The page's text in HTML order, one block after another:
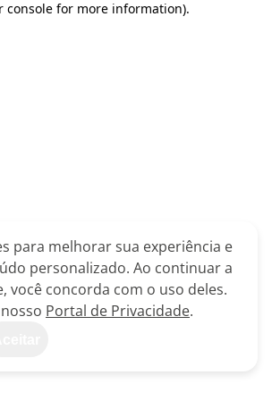
console for more information).
para melhorar sua experiência e
personalizado. Ao continuar a
você concorda com o uso deles.
Portal de Privacidade.